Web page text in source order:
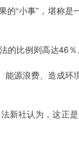
的“小事”，堪称
的比例则高达46％
源浪费、造成环
新社认为，这正